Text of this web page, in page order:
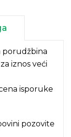
porudžbina
iznos veći
isporuke
pozovite